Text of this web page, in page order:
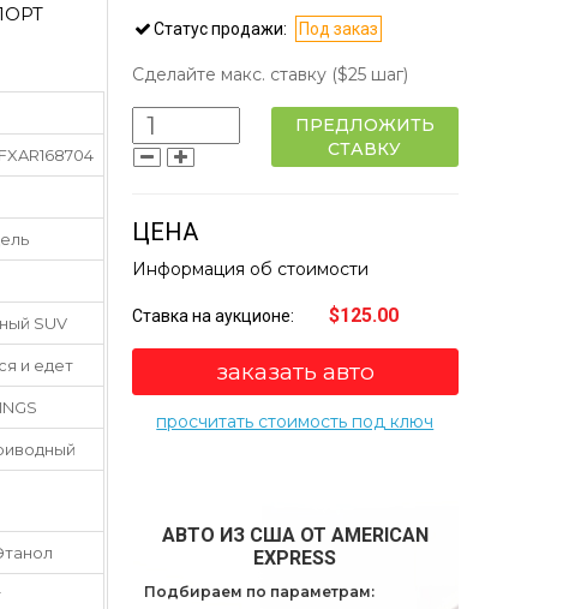
SUV
и едет
Статус продажи: Под заказ
Сделайте макс. ставку ($25 шаг)
ПРЕДЛОЖИТЬ
СТАВКУ
ЦЕНА
Информация об стоимости
Ставка на аукционе: $125.00
заказать авто
просчитать стоимость под ключ
АВТО ИЗ США ОТ AMERICAN
EXPRESS
Подбираем по параметрам: